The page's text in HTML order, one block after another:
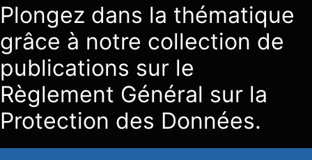
Plongez dans la thématique
grâce à notre collection de
publications sur le
Règlement Général sur la
Protection des Données.